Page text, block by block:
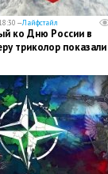
—Лайфстайл
ко Дню России в
триколор показали